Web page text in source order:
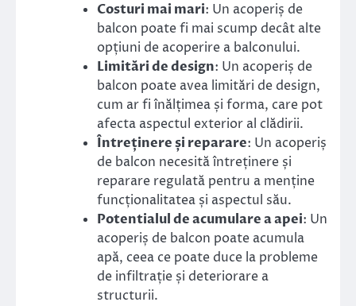
Costuri mai mari: Un acoperiș de
balcon poate fi mai scump decât alte
opțiuni de acoperire a balconului.
Limitări de design: Un acoperiș de
balcon poate avea limitări de design,
cum ar fi înălțimea și forma, care pot
afecta aspectul exterior al clădirii.
Întreținere și reparare: Un acoperiș
de balcon necesită întreținere și
reparare regulată pentru a menține
funcționalitatea și aspectul său.
Potentialul de acumulare a apei: Un
acoperiș de balcon poate acumula
apă, ceea ce poate duce la probleme
de infiltrație și deteriorare a
structurii.